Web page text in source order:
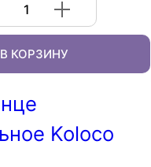
В КОРЗИНУ